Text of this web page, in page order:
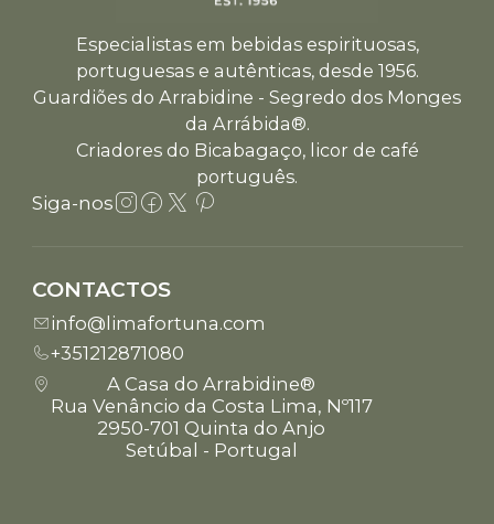
Especialistas em bebidas espirituosas,
portuguesas e autênticas, desde 1956.
Guardiões do Arrabidine - Segredo dos Monges
da Arrábida®.
Criadores do Bicabagaço, licor de café
português.
Siga-nos
CONTACTOS
info@limafortuna.com
+351212871080
A Casa do Arrabidine®
Rua Venâncio da Costa Lima, Nº117
2950-701 Quinta do Anjo
Setúbal - Portugal